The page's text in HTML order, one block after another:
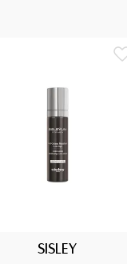
SISLEY